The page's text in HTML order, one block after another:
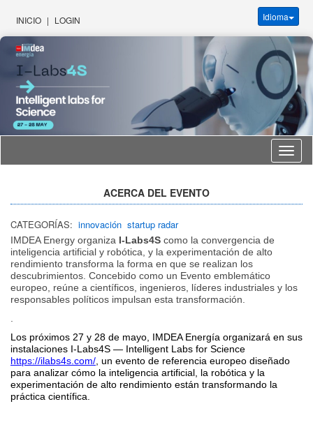
INICIO | LOGIN Idioma
Idioma
ACERCA DEL EVENTO
CATEGORÍAS: innovación startup radar
IMDEA Energy organiza I-Labs4S como la convergencia de
inteligencia artificial y robótica, y la experimentación de alto
rendimiento transforma la forma en que se realizan los
descubrimientos. Concebido como un Evento emblemático
europeo, reúne a científicos, ingenieros, líderes industriales y los
responsables políticos impulsan esta transformación.
Los próximos 27 y 28 de mayo, IMDEA Energía organizará en sus
instalaciones I-Labs4S — Intelligent Labs for Science
https://ilabs4s.com/ , un evento de referencia europeo diseñado
para analizar cómo la inteligencia artificial, la robótica y la
experimentación de alto rendimiento están transformando la
práctica científica.